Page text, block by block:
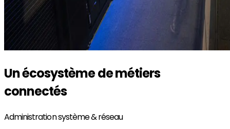
Un écosystème de métiers
connectés
Administration système & réseau